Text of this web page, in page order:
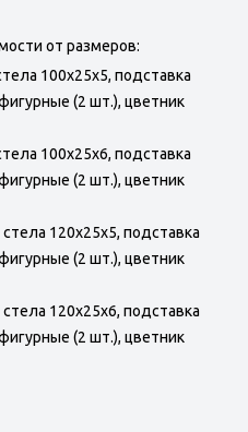
от размеров:
100x25x5, подставка
(2 шт.), цветник
100x25x6, подставка
(2 шт.), цветник
120x25x5, подставка
(2 шт.), цветник
120x25x6, подставка
(2 шт.), цветник